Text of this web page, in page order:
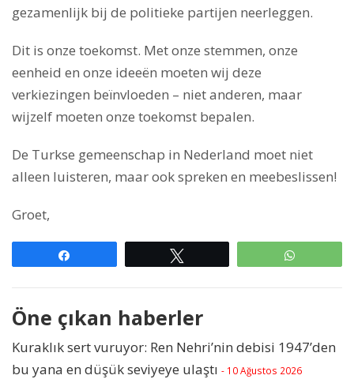
gezamenlijk bij de politieke partijen neerleggen.
Dit is onze toekomst. Met onze stemmen, onze
eenheid en onze ideeën moeten wij deze
verkiezingen beïnvloeden – niet anderen, maar
wijzelf moeten onze toekomst bepalen.
De Turkse gemeenschap in Nederland moet niet
alleen luisteren, maar ook spreken en meebeslissen!
Groet,
Öne çıkan haberler
Kuraklık sert vuruyor: Ren Nehri’nin debisi 1947’den
bu yana en düşük seviyeye ulaştı - 10 Ağustos 2026